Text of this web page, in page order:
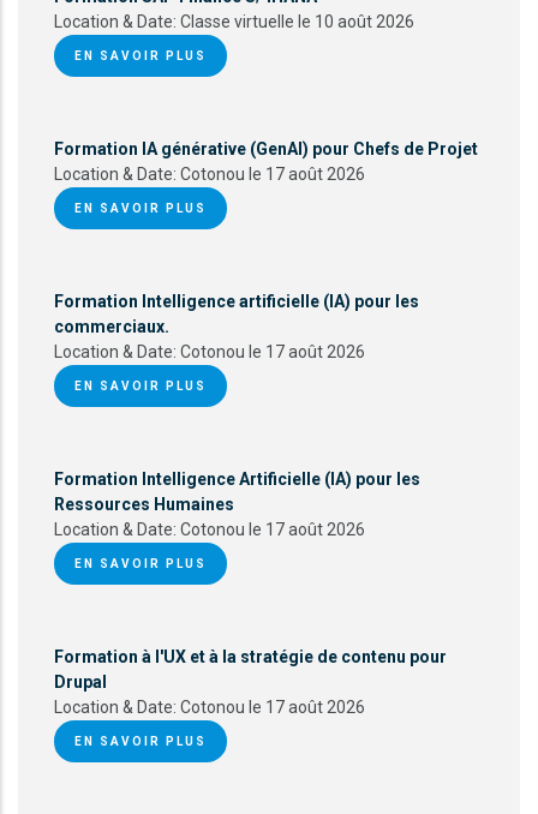
Location & Date: Classe virtuelle le 10 août 2026
EN SAVOIR PLUS
Formation IA générative (GenAI) pour Chefs de Projet
Location & Date: Cotonou le 17 août 2026
EN SAVOIR PLUS
Formation Intelligence artificielle (IA) pour les
commerciaux.
Location & Date: Cotonou le 17 août 2026
EN SAVOIR PLUS
Formation Intelligence Artificielle (IA) pour les
Ressources Humaines
Location & Date: Cotonou le 17 août 2026
EN SAVOIR PLUS
Formation à l'UX et à la stratégie de contenu pour
Drupal
Location & Date: Cotonou le 17 août 2026
EN SAVOIR PLUS